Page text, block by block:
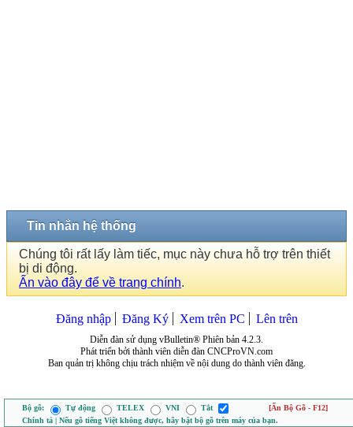
Tin nhắn hệ thống
Chúng tôi rất lấy làm tiếc, mục này chưa hỗ trợ trên thiết
bị di động.
Ấn vào đây để về trang chính.
Đăng nhập Đăng Ký Xem trên PC Lên trên
Diễn đàn sử dụng vBulletin® Phiên bản 4.2.3.
Phát triển bởi thành viên diễn đàn CNCProVN.com
Ban quản trị không chịu trách nhiệm về nội dung do thành viên đăng.
Bộ gõ: Tự động TELEX VNI Tắt
[Ẩn Bộ Gõ - F12]
Chính tả | Nếu gõ tiếng Việt không được, hãy bật bộ gõ trên máy của bạn.